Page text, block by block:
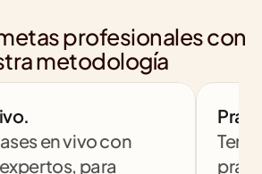
profesionales con
metodología
en vivo con
para